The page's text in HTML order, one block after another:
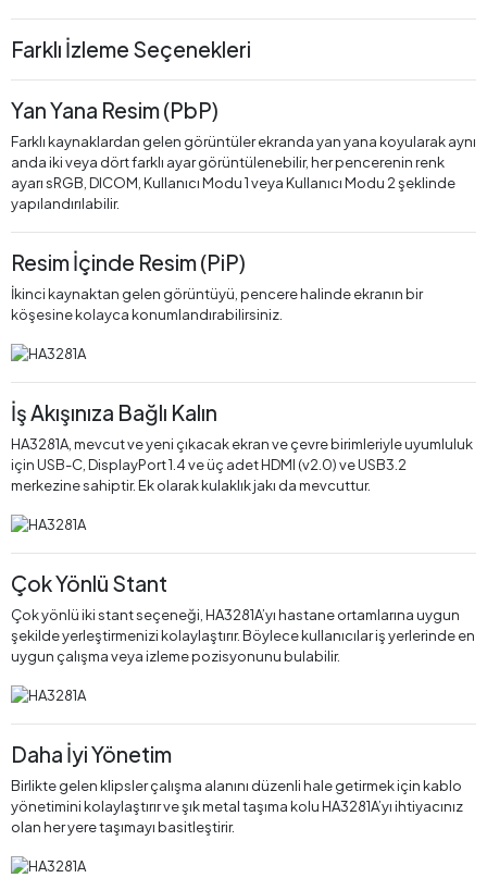
Farklı İzleme Seçenekleri
Yan Yana Resim (PbP)
Farklı kaynaklardan gelen görüntüler ekranda yan yana koyularak aynı
anda iki veya dört farklı ayar görüntülenebilir, her pencerenin renk
ayarı sRGB, DICOM, Kullanıcı Modu 1 veya Kullanıcı Modu 2 şeklinde
yapılandırılabilir.
Resim İçinde Resim (PiP)
İkinci kaynaktan gelen görüntüyü, pencere halinde ekranın bir
köşesine kolayca konumlandırabilirsiniz.
İş Akışınıza Bağlı Kalın
HA3281A, mevcut ve yeni çıkacak ekran ve çevre birimleriyle uyumluluk
için USB-C, DisplayPort 1.4 ve üç adet HDMI (v2.0) ve USB3.2
merkezine sahiptir. Ek olarak kulaklık jakı da mevcuttur.
Çok Yönlü Stant
Çok yönlü iki stant seçeneği, HA3281A’yı hastane ortamlarına uygun
şekilde yerleştirmenizi kolaylaştırır. Böylece kullanıcılar iş yerlerinde en
uygun çalışma veya izleme pozisyonunu bulabilir.
Daha İyi Yönetim
Birlikte gelen klipsler çalışma alanını düzenli hale getirmek için kablo
yönetimini kolaylaştırır ve şık metal taşıma kolu HA3281A’yı ihtiyacınız
olan her yere taşımayı basitleştirir.